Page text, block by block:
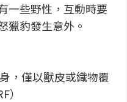
一些野性，互動時要
獵豹發生意外。